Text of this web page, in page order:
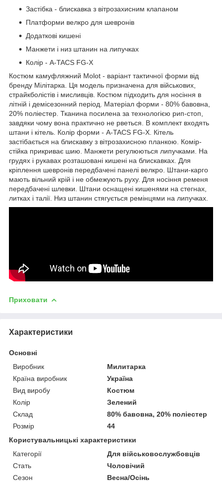
Застібка - блискавка з вітрозахисним клапаном
Платформи велкро для шевронів
Додаткові кишені
Манжети і низ штанин на липучках
Колір - A-TACS FG-X
Костюм камуфляжний Molot - варіант тактичної форми від
бренду Мілітарка. Ця модель призначена для військових,
страйкболістів і мисливців. Костюм підходить для носіння в
літній і демісезонний період. Матеріал форми - 80% бавовна,
20% поліестер. Тканина посилена за технологією рип-стоп,
завдяки чому вона практично не рветься. В комплект входять
штани і кітель. Колір форми - A-TACS FG-X. Кітель
застібається на блискавку з вітрозахисною планкою. Комір-
стійка прикриває шию. Манжети регулюються липучками. На
грудях і рукавах розташовані кишені на блискавках. Для
кріплення шевронів передбачені панелі велкро. Штани-карго
мають вільний крій і не обмежують руху. Для носіння ременя
передбачені шлевки. Штани оснащені кишенями на стегнах,
литках і талії. Низ штанин стягується ремінцями на липучках.
Приховати
Характеристики
Основні
Виробник
Милитарка
Країна виробник
Україна
Вид виробу
Костюм
Колір
Зелений
Склад
80% бавовна, 20% поліестер
Розмір
44
Користувальницькі характеристики
Категорії
Для військовослужбовців
Стать
Чоловічий
Сезон
Весна/Осінь